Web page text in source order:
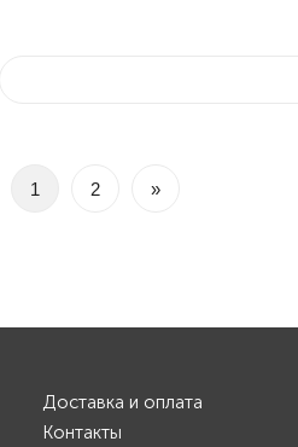
1 2 »
Доставка и оплата
Контакты